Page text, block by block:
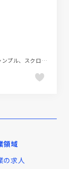
イラスト、ギャラリー風、コーポレートサイト、シンプル、スクロールエフェクト、スタイリッシュ、デザイン・アート・音楽・文芸、フラットデザイン、ホワイト系、ポップ、ポートフォリオ、モーション多め
領域
の求人